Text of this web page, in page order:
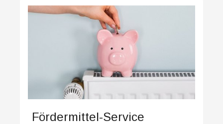
Fördermittel-Service